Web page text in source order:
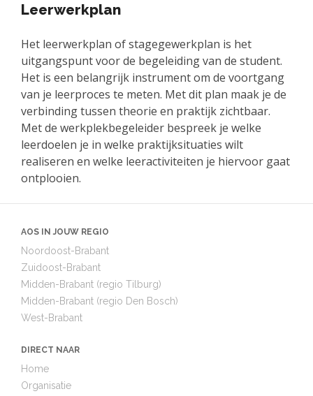
Leerwerkplan
Het leerwerkplan of stagegewerkplan is het
uitgangspunt voor de begeleiding van de student.
Het is een belangrijk instrument om de voortgang
van je leerproces te meten. Met dit plan maak je de
verbinding tussen theorie en praktijk zichtbaar.
Met de werkplekbegeleider bespreek je welke
leerdoelen je in welke praktijksituaties wilt
realiseren en welke leeractiviteiten je hiervoor gaat
ontplooien.
AOS IN JOUW REGIO
Noordoost-Brabant
Zuidoost-Brabant
Midden-Brabant (regio Tilburg)
Midden-Brabant (regio Den Bosch)
West-Brabant
DIRECT NAAR
Home
Organisatie